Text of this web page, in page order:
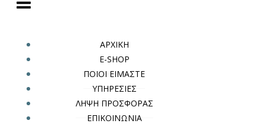
ΑΡΧΙΚΗ
E-SHOP
ΠΟΙΟΙ ΕΙΜΑΣΤΕ
ΥΠΗΡΕΣΙΕΣ
ΛΗΨΗ ΠΡΟΣΦΟΡΑΣ
ΕΠΙΚΟΙΝΩΝΙΑ